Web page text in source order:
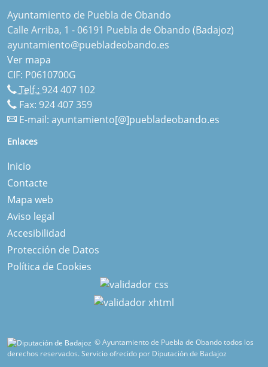
Ayuntamiento de Puebla de Obando
Calle Arriba, 1 - 06191 Puebla de Obando (Badajoz)
ayuntamiento@puebladeobando.es
Ver mapa
CIF: P0610700G
Telf.:924 407 102
Fax: 924 407 359
E-mail: ayuntamiento[@]puebladeobando.es
Enlaces
Inicio
Contacte
Mapa web
Aviso legal
Accesibilidad
Protección de Datos
Política de Cookies
© Ayuntamiento de Puebla de Obando todos los
derechos reservados.Servicio ofrecido por Diputación de Badajoz